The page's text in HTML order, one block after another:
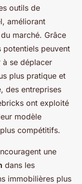
outils de
améliorant
marché. Grâce
potentiels peuvent
se déplacer
plus pratique et
des entreprises
ont exploité
modèle
compétitifs.
une
dans les
immobilières plus